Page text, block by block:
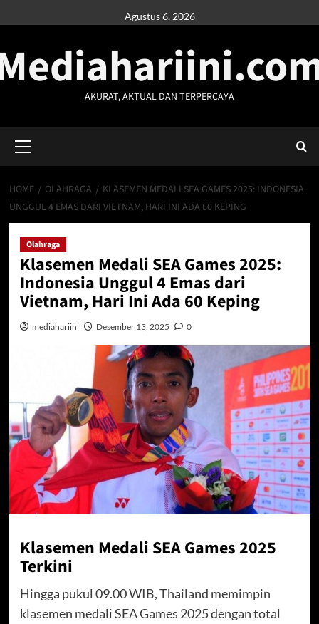
to
Agustus 6, 2026
AKURAT, AKTUAL DAN TERPERCAYA
Menu
HOME OLAHRAGA
KLASEMEN MEDALI SEA GAMES 2025: INDONESIA
UNGGUL 4 EMAS DARI VIETNAM, HARI INI ADA 60 KEPING
Olahraga
Klasemen Medali SEA Games 2025:
Indonesia Unggul 4 Emas dari
Vietnam, Hari Ini Ada 60 Keping
mediahariini Desember 13, 2025 0
Klasemen Medali SEA Games 2025
Terkini
Hingga pukul 09.00 WIB, Thailand memimpin
klasemen medali SEA Games 2025 dengan total